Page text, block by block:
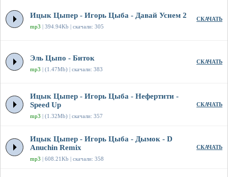
Ицык Цыпер - Игорь Цыба - Давай Уснем 2
mp3 | 394.94Kb | скачали: 305
СКАЧАТЬ
Эль Цыпо - Биток
mp3 | (1.47Mb) | скачали: 383
СКАЧАТЬ
Ицык Цыпер - Игорь Цыба - Нефертити -
Speed Up
mp3 | (1.32Mb) | скачали: 357
СКАЧАТЬ
Ицык Цыпер - Игорь Цыба - Дымок - D
Anuchin Remix
mp3 | 608.21Kb | скачали: 358
СКАЧАТЬ